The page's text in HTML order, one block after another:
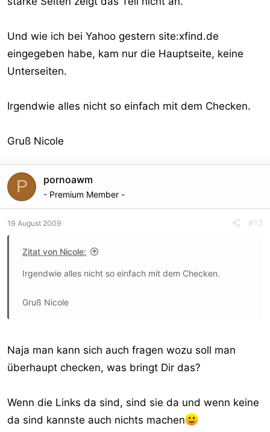
Und wie ich bei Yahoo gestern site:xfind.de
eingegeben habe, kam nur die Hauptseite, keine
Unterseiten.
Irgendwie alles nicht so einfach mit dem Checken.
Gruß Nicole
P pornoawm
- Premium Member -
19 August 2009 #12
Zitat von Nicole:
Irgendwie alles nicht so einfach mit dem Checken.
Gruß Nicole
Naja man kann sich auch fragen wozu soll man
überhaupt checken, was bringt Dir das?
Wenn die Links da sind, sind sie da und wenn keine
da sind kannste auch nichts machen